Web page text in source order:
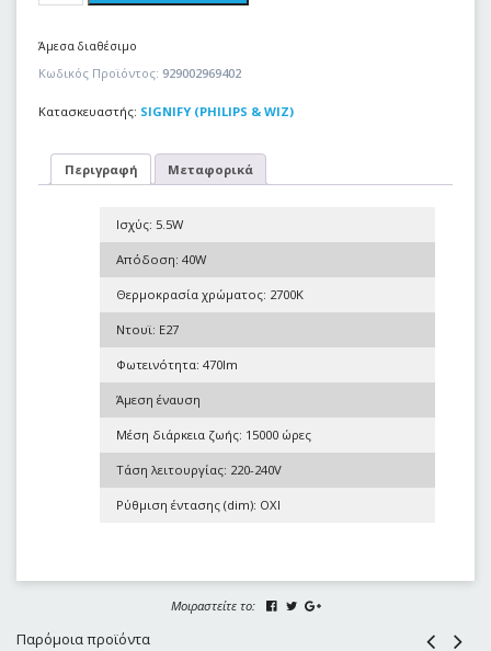
Άμεσα διαθέσιμο
Κωδικός Προϊόντος: 929002969402
Κατασκευαστής: SIGNIFY (PHILIPS & WIZ)
Περιγραφή Μεταφορικά
Ισχύς: 5.5W
Απόδοση: 40W
Θερμοκρασία χρώματος: 2700K
Ντουϊ: E27
Φωτεινότητα: 470lm
Άμεση έναυση
Μέση διάρκεια ζωής: 15000 ώρες
Τάση λειτουργίας: 220-240V
Ρύθμιση έντασης (dim): OXI
Μοιραστείτε το:
Παρόμοια προϊόντα